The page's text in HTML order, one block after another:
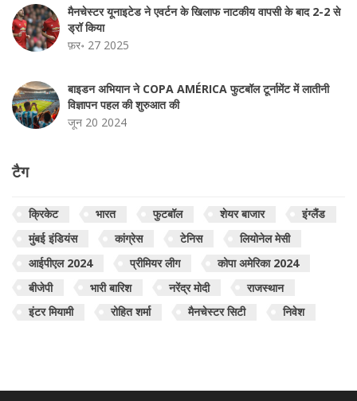
मैनचेस्टर यूनाइटेड ने एवर्टन के खिलाफ नाटकीय वापसी के बाद 2-2 से
ड्रॉ किया
फ़र॰ 27 2025
बाइडन अभियान ने COPA AMÉRICA फुटबॉल टूर्नामेंट में लातीनी
विज्ञापन पहल की शुरुआत की
जून 20 2024
टैग
क्रिकेट भारत फुटबॉल शेयर बाजार
इंग्लैंड
मुंबई इंडियंस
कांग्रेस टेनिस
लियोनेल मेसी
आईपीएल 2024
प्रीमियर लीग
कोपा अमेरिका 2024
बीजेपी
भारी बारिश नरेंद्र मोदी
राजस्थान
इंटर मियामी
रोहित शर्मा मैनचेस्टर सिटी निवेश